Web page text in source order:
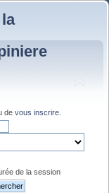
de vous inscrire
de la session